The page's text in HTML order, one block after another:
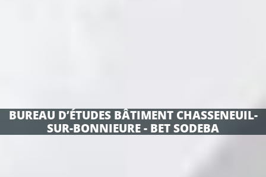
BUREAU D’ÉTUDES BÂTIMENT CHASSENEUIL-
SUR-BONNIEURE - BET SODEBA